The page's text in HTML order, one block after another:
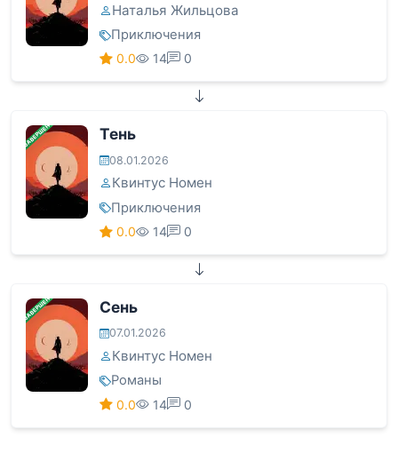
Наталья Жильцова
Приключения
0.0 14 0
ЗАВЕРШЕНА Тень
08.01.2026
Квинтус Номен
Приключения
0.0 14 0
ЗАВЕРШЕНА Сень
07.01.2026
Квинтус Номен
Романы
0.0 14 0